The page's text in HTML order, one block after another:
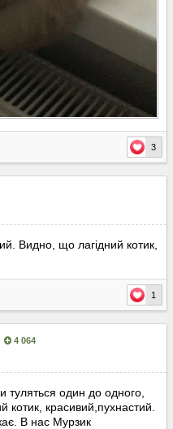
3
Видно, що лагідний котик,
1
4 064
один до одного,
котик, красивий,пухнастий.
В нас Мурзик